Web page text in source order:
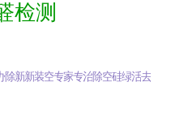
检测
剂知识办公室除甲醛除甲醛专业公司新车除甲醛新房除甲醛装修除甲醛空气污染治理专业检测甲醛家具除甲醛专业除甲醛治理甲醛公司除装修异味空气净化硅藻泥除甲醛绿植除甲醛活性炭除甲醛